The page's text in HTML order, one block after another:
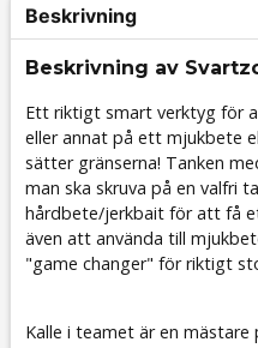
Beskrivning
Beskrivning av
Ett riktigt smart verktyg för
eller annat på ett mjukbete
sätter gränserna! Tanken
man ska skruva på en valfri
hårdbete/jerkbait för att få
även att använda till
"game changer" för riktigt
Kalle i teamet är en